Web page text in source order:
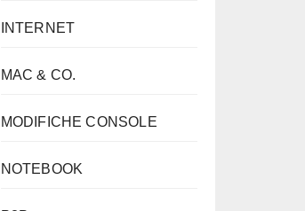
INTERNET
MAC & CO.
MODIFICHE CONSOLE
NOTEBOOK